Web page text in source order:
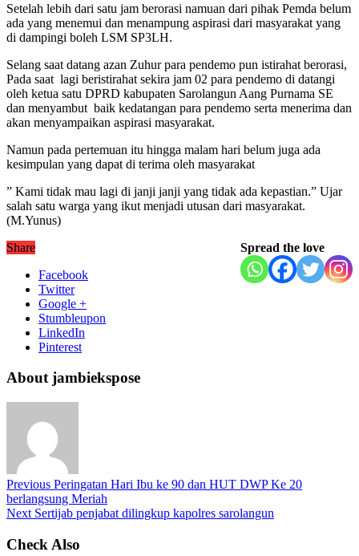
Setelah lebih dari satu jam berorasi namuan dari pihak Pemda belum
ada yang menemui dan menampung aspirasi dari masyarakat yang
di dampingi boleh LSM SP3LH.
Selang saat datang azan Zuhur para pendemo pun istirahat berorasi,
Pada saat lagi beristirahat sekira jam 02 para pendemo di datangi
oleh ketua satu DPRD kabupaten Sarolangun Aang Purnama SE
dan menyambut baik kedatangan para pendemo serta menerima dan
akan menyampaikan aspirasi masyarakat.
Namun pada pertemuan itu hingga malam hari belum juga ada
kesimpulan yang dapat di terima oleh masyarakat
” Kami tidak mau lagi di janji janji yang tidak ada kepastian.” Ujar
salah satu warga yang ikut menjadi utusan dari masyarakat.
(M.Yunus)
Spread the love
Share
Facebook
Twitter
Google +
Stumbleupon
LinkedIn
Pinterest
About jambiekspose
Previous Peringatan Hari Ibu ke 90 dan HUT DWP Ke 20
berlangsung Meriah
Next Sertijab penjabat dilingkup kapolres sarolangun
Check Also